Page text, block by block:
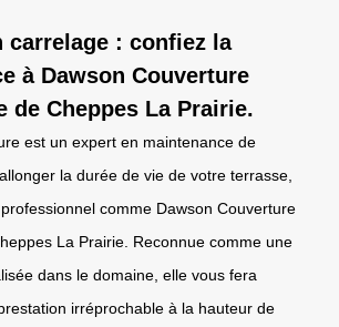
carrelage : confiez la
à Dawson Couverture
de Cheppes La Prairie.
est un expert en maintenance de
la durée de vie de votre terrasse,
comme Dawson Couverture
La Prairie. Reconnue comme une
dans le domaine, elle vous fera
irréprochable à la hauteur de